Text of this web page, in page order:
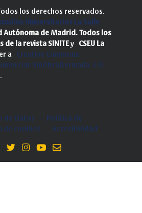
los derechos reservados.
Universitarios La Salle
Autónoma de Madrid. Todos los
de la revista SINITEy CSEU La
a Creative Commons
SinObraDerivada 4.0
.
de Datos -
Politica de
de cookies - Accesibilidad